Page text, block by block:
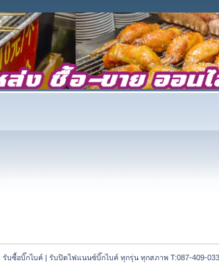
รับซื้อบิ๊กไบค์ | รับปิดไฟแนนซ์บิ๊กไบค์ ทุกรุ่น ทุกสภาพ T:087-409-